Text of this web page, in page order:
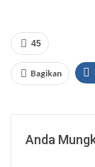
45
Bagikan
Anda